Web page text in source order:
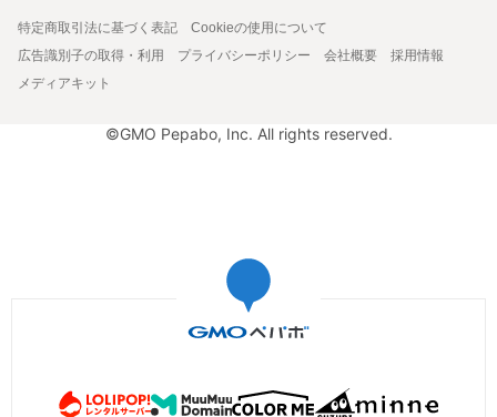
特定商取引法に基づく表記
Cookieの使用について
広告識別子の取得・利用
プライバシーポリシー 会社概要
採用情報
メディアキット
©GMO Pepabo, Inc. All rights reserved.